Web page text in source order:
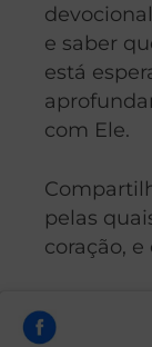
e saber
está
com Ele.
pelas
coração,